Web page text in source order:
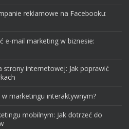
reklamowe na Facebooku:
e-mail marketing w biznesie:
strony internetowej: Jak poprawić
marketingu interaktywnym?
mobilnym: Jak dotrzeć do